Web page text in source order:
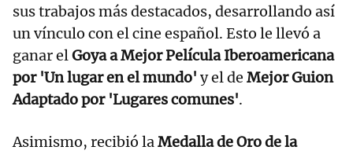
sus trabajos más destacados, desarrollando así
un vínculo con el cine español. Esto le llevó a
ganar elGoya a Mejor Película Iberoamericana
por 'Un lugar en el mundo' y el de Mejor Guion
Adaptado por 'Lugares comunes'.
Asimismo, recibió laMedalla de Oro de la